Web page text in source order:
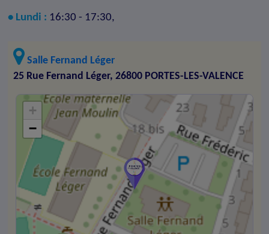
• Lundi : 16:30 - 17:30,
Salle Fernand Léger
25 Rue Fernand Léger, 26800 PORTES-LES-VALENCE
+
−